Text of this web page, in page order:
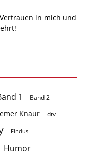
in mich und
1 Band 2
Knaur dtv
Findus
Humor